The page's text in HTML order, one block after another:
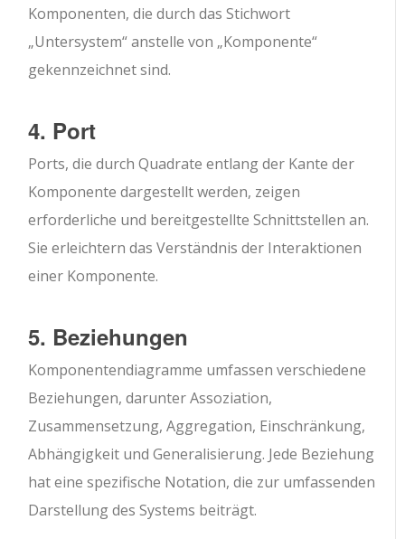
Komponenten, die durch das Stichwort
„Untersystem“ anstelle von „Komponente“
gekennzeichnet sind.
4. Port
Ports, die durch Quadrate entlang der Kante der
Komponente dargestellt werden, zeigen
erforderliche und bereitgestellte Schnittstellen an.
Sie erleichtern das Verständnis der Interaktionen
einer Komponente.
5. Beziehungen
Komponentendiagramme umfassen verschiedene
Beziehungen, darunter Assoziation,
Zusammensetzung, Aggregation, Einschränkung,
Abhängigkeit und Generalisierung. Jede Beziehung
hat eine spezifische Notation, die zur umfassenden
Darstellung des Systems beiträgt.